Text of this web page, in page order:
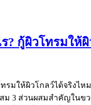
? กู้ผิวโทรมให้
ทรมให้ผิวโกลว์ได้จริงไ
ม 3 ส่วนผสมสำคัญในขว